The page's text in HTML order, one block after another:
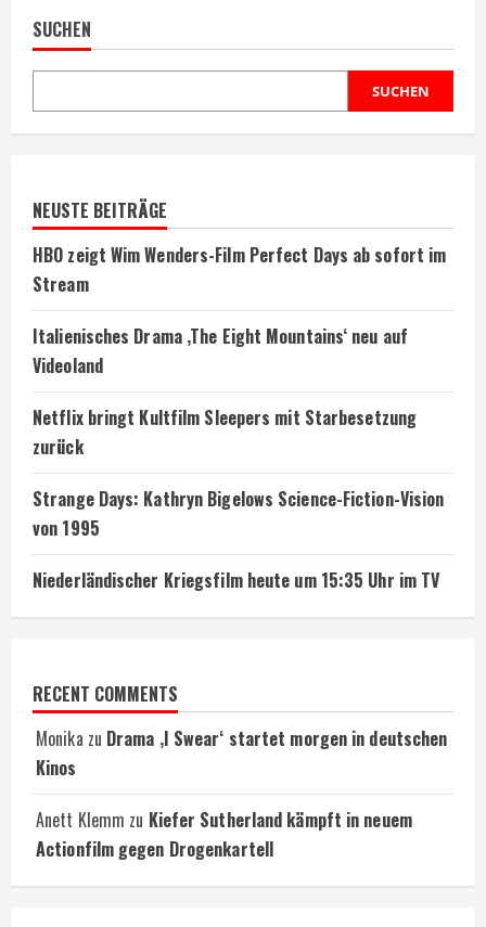
Verhalten
SUCHEN
SUCHEN
NEUSTE BEITRÄGE
HBO zeigt Wim Wenders-Film Perfect Days ab sofort im
Stream
Italienisches Drama ‚The Eight Mountains‘ neu auf
Videoland
Netflix bringt Kultfilm Sleepers mit Starbesetzung
zurück
Strange Days: Kathryn Bigelows Science-Fiction-Vision
von 1995
Niederländischer Kriegsfilm heute um 15:35 Uhr im TV
RECENT COMMENTS
Monika zu Drama ‚I Swear‘ startet morgen in deutschen
Kinos
Anett Klemm zu Kiefer Sutherland kämpft in neuem
Actionfilm gegen Drogenkartell